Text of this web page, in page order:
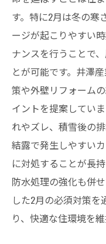
す。特に2月は冬の寒
ージが起こりやすい
ナンスを行うことで
とが可能です。井澤
策や外壁リフォーム
イントを提案してい
れやズレ、積雪後の
結露で発生しやすい
に対処することが長
防水処理の強化も併
した2月の必須対策
り、快適な住環境を維